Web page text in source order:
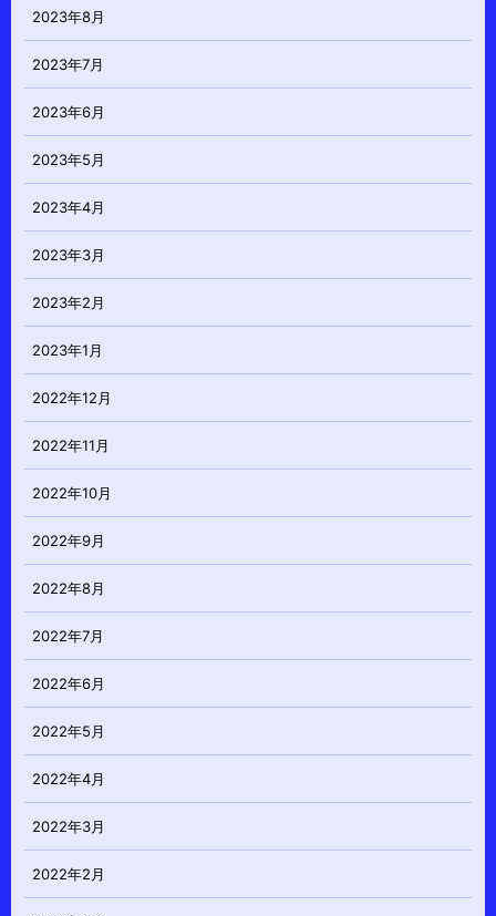
2023年8月
2023年7月
2023年6月
2023年5月
2023年4月
2023年3月
2023年2月
2023年1月
2022年12月
2022年11月
2022年10月
2022年9月
2022年8月
2022年7月
2022年6月
2022年5月
2022年4月
2022年3月
2022年2月